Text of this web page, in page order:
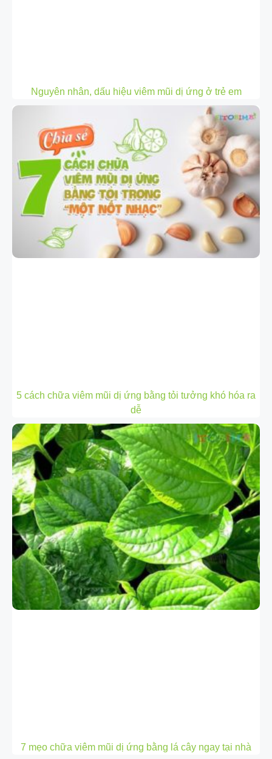
Nguyên nhân, dấu hiệu viêm mũi dị ứng ở trẻ em
5 cách chữa viêm mũi dị ứng bằng tỏi tưởng khó hóa ra
dễ
7 mẹo chữa viêm mũi dị ứng bằng lá cây ngay tại nhà